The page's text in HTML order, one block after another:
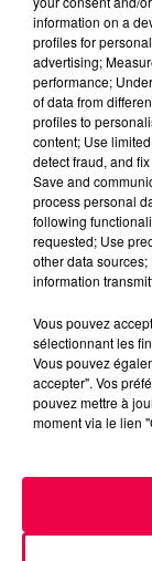
Flash infos
Crédit :Flash
information on a
profiles for
advertising;
performance;
of data from
profiles to
content; Use
detect fraud, and
Save and
process personal
following
requested; Use
other data
information
Vous pouvez
sélectionnant les
Vous pouvez
accepter". Vos
pouvez mettre à
moment via le lien